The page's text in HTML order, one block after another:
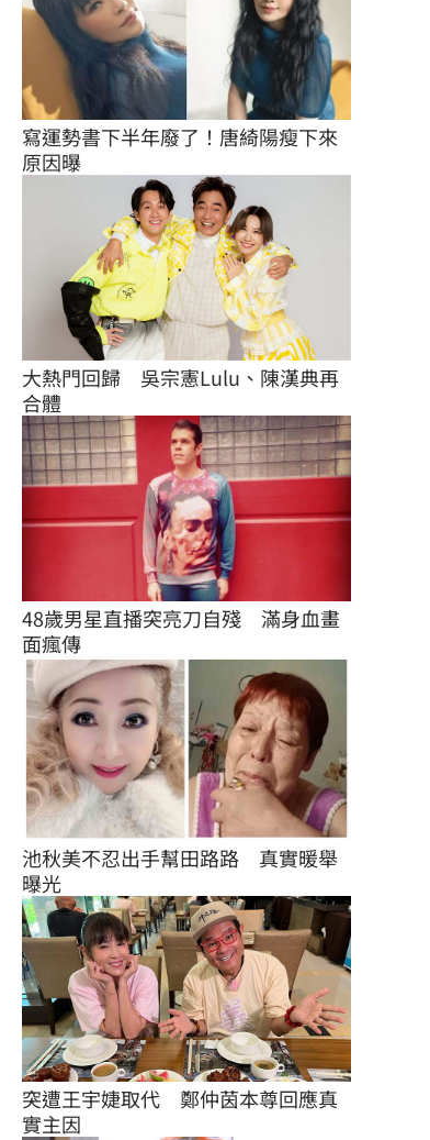
寫運勢書下半年廢了！唐綺陽瘦下來
原因曝
大熱門回歸　吳宗憲Lulu、陳漢典再
合體
48歲男星直播突亮刀自殘　滿身血畫
面瘋傳
池秋美不忍出手幫田路路　真實暖舉
曝光
突遭王宇婕取代　鄭仲茵本尊回應真
實主因